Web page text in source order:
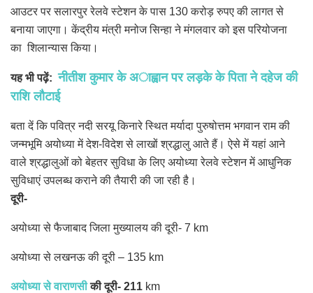
आउटर पर सलारपुर रेलवे स्टेशन के पास 130 करोड़ रुपए की लागत से
बनाया जाएगा। केंद्रीय मंत्री मनोज सिन्हा ने मंगलवार को इस परियोजना
का शिलान्यास किया।
यह भी पढ़ें:नीतीश कुमार के अाह्वान पर लड़के के पिता ने दहेज की
राशि लौटाई
बता दें कि पवित्र नदी सरयू किनारे स्थित मर्यादा पुरुषोत्तम भगवान राम की
जन्मभूमि अयोध्या में देश-विदेश से लाखों श्रद्धालु आते हैं। ऐसे में यहां आने
वाले श्रद्धालुओं को बेहतर सुविधा के लिए अयोध्या रेलवे स्टेशन में आधुनिक
सुविधाएं उपलब्ध कराने की तैयारी की जा रही है।
दूरी-
अयोध्या से फैजाबाद जिला मुख्यालय की दूरी- 7 km
अयोध्या से लखनऊ की दूरी – 135 km
अयोध्या से वाराणसीकी दूरी- 211 km